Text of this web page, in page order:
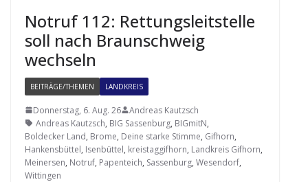
Not­ruf 112: Ret­tungs­leit­stelle
soll nach Braun­schweig
wechseln
BEITRÄGE/THEMEN LANDKREIS
Donnerstag, 6. Aug. 26
Andreas Kautzsch
Andreas Kautzsch, BIG Sassenburg, BIGmitN,
Boldecker Land, Brome, Deine starke Stimme, Gifhorn,
Hankensbüttel, Isenbüttel, kreistaggifhorn, Landkreis Gifhorn,
Meinersen, Notruf, Papenteich, Sassenburg, Wesendorf,
Wittingen